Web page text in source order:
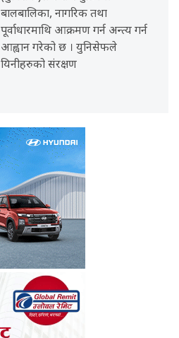
बालबालिका, नागरिक तथा
पूर्वाधारमाथि आक्रमण गर्न अन्त्य गर्न
आह्वान गरेको छ । युनिसेफले
यिनीहरुको संरक्षण